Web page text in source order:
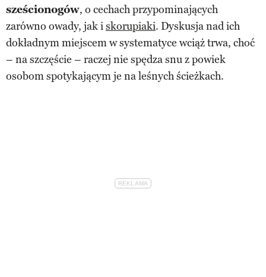
sześcionogów, o cechach przypominających
zarówno owady, jak iskorupiaki. Dyskusja nad ich
dokładnym miejscem w systematyce wciąż trwa, choć
– na szczęście – raczej nie spędza snu z powiek
osobom spotykającym je na leśnych ścieżkach.